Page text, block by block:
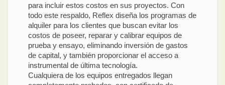
para incluir estos costos en sus proyectos. Con
todo este respaldo, Reflex diseña los programas de
alquiler para los clientes que buscan evitar los
costos de poseer, reparar y calibrar equipos de
prueba y ensayo, eliminando inversión de gastos
de capital, y también proporcionar el acceso a
instrumental de última tecnología.
Cualquiera de los equipos entregados llegan